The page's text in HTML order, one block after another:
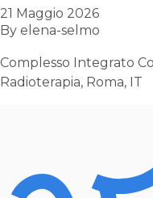
21 Maggio 2026
By elena-selmo
Complesso Integrato
Radioterapia, Roma, IT